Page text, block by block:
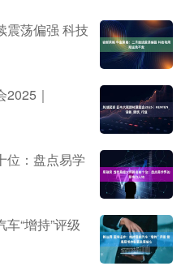
震荡偏强 科技
｜
位：盘点易学
“增持”评级